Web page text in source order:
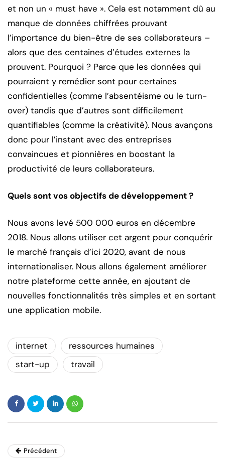
et non un « must have ». Cela est notamment dû au
manque de données chiffrées prouvant
l’importance du bien-être de ses collaborateurs –
alors que des centaines d’études externes la
prouvent. Pourquoi ? Parce que les données qui
pourraient y remédier sont pour certaines
confidentielles (comme l’absentéisme ou le turn-
over) tandis que d’autres sont difficilement
quantifiables (comme la créativité). Nous avançons
donc pour l’instant avec des entreprises
convaincues et pionnières en boostant la
productivité de leurs collaborateurs.
Quels sont vos objectifs de développement ?
Nous avons levé 500 000 euros en décembre
2018. Nous allons utiliser cet argent pour conquérir
le marché français d’ici 2020, avant de nous
internationaliser. Nous allons également améliorer
notre plateforme cette année, en ajoutant de
nouvelles fonctionnalités très simples et en sortant
une application mobile.
internet
ressources humaines
start-up
travail
Précédent